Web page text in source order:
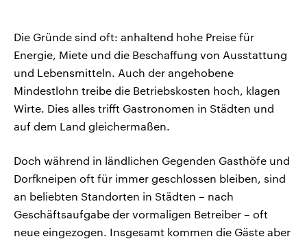
Die Gründe sind oft: anhaltend hohe Preise für
Energie, Miete und die Beschaffung von Ausstattung
und Lebensmitteln. Auch der angehobene
Mindestlohn treibe die Betriebskosten hoch, klagen
Wirte. Dies alles trifft Gastronomen in Städten und
auf dem Land gleichermaßen.
Doch während in ländlichen Gegenden Gasthöfe und
Dorfkneipen oft für immer geschlossen bleiben, sind
an beliebten Standorten in Städten – nach
Geschäftsaufgabe der vormaligen Betreiber – oft
neue eingezogen. Insgesamt kommen die Gäste aber